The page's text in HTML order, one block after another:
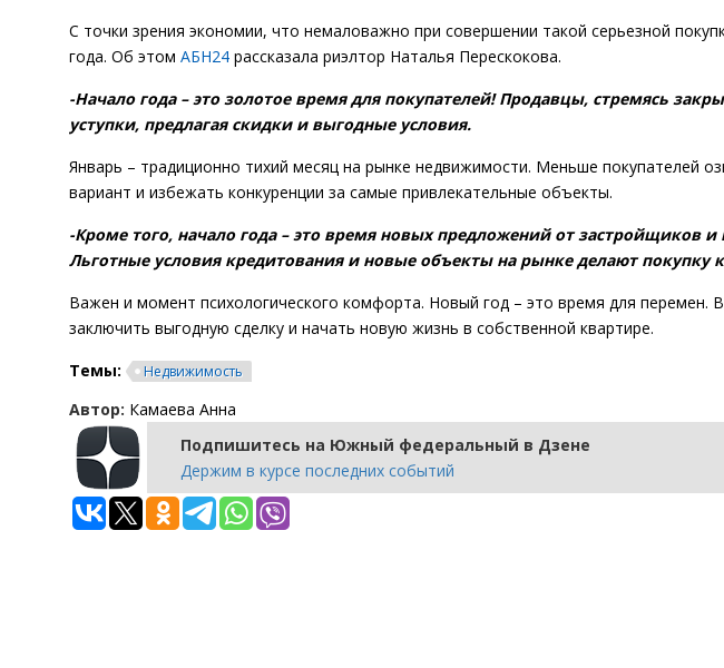
С точки зрения экономии, что немаловажно при совершении такой серьезной
года. Об этом АБН24 рассказала риэлтор Наталья Перескокова.
-Начало года – это золотое время для покупателей! Продавцы, стремясь
уступки, предлагая скидки и выгодные условия.
Январь – традиционно тихий месяц на рынке недвижимости. Меньше покупателей
вариант и избежать конкуренции за самые привлекательные объекты.
-Кроме того, начало года – это время новых предложений от застройщиков
Льготные условия кредитования и новые объекты на рынке делают покупку
Важен и момент психологического комфорта. Новый год – это время для перемен.
заключить выгодную сделку и начать новую жизнь в собственной квартире.
Темы:
Недвижимость
Автор: Камаева Анна
Подпишитесь на Южный федеральный в Дзене
Держим в курсе последних событий